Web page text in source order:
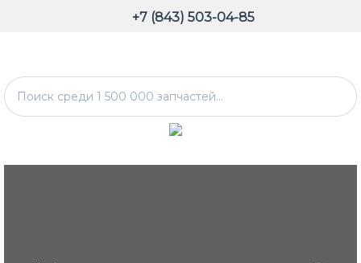
+7 (843) 503-04-85